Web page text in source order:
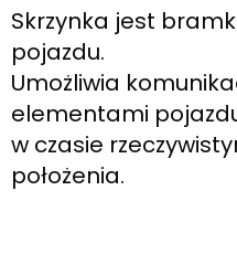
Skrzynka jest
pojazdu.
Umożliwia
elementami
w czasie
położenia.